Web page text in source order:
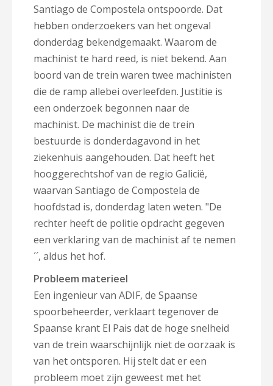
Santiago de Compostela ontspoorde. Dat
hebben onderzoekers van het ongeval
donderdag bekendgemaakt. Waarom de
machinist te hard reed, is niet bekend. Aan
boord van de trein waren twee machinisten
die de ramp allebei overleefden. Justitie is
een onderzoek begonnen naar de
machinist. De machinist die de trein
bestuurde is donderdagavond in het
ziekenhuis aangehouden. Dat heeft het
hooggerechtshof van de regio Galicië,
waarvan Santiago de Compostela de
hoofdstad is, donderdag laten weten. "De
rechter heeft de politie opdracht gegeven
een verklaring van de machinist af te nemen
´´, aldus het hof.
Probleem materieel
Een ingenieur van ADIF, de Spaanse
spoorbeheerder, verklaart tegenover de
Spaanse krant El Pais dat de hoge snelheid
van de trein waarschijnlijk niet de oorzaak is
van het ontsporen. Hij stelt dat er een
probleem moet zijn geweest met het